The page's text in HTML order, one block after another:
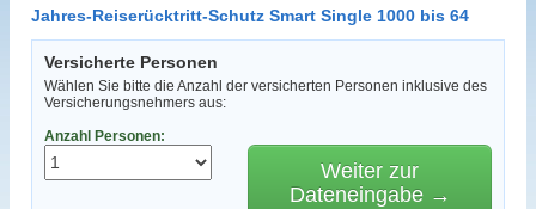
Jahres-Reiserücktritt-Schutz Smart Single 1000 bis 64
Versicherte Personen
Wählen Sie bitte die Anzahl der versicherten Personen inklusive des
Versicherungsnehmers aus:
Anzahl Personen:
Weiter zur
Dateneingabe →